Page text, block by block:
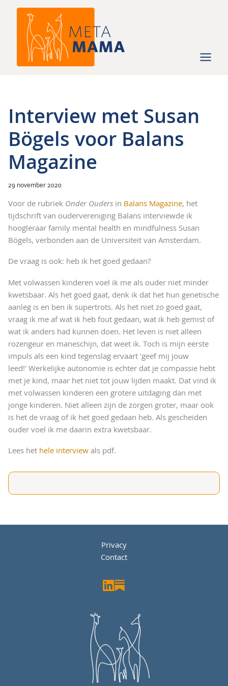
Interview met Susan
Bögels voor Balans
Magazine
29 november 2020
Voor de rubriek Onder Ouders in Balans Magazine, het
tijdschrift van oudervereniging Balans interviewde ik
hoogleraar family mental health en mindfulness Susan
Bögels, verbonden aan de Universiteit van Amsterdam.
De vraag is ook: heb ik het goed gedaan?
Met volwassen kinderen voel ik me als ouder niet minder
kwetsbaar. Als het goed gaat, denk ik dat het hun genetische
aanleg is en ben ik supertrots. Als het niet zo goed gaat,
vraag ik me af wat ik heb fout gedaan, wat ik heb gemist of
wat ik anders had kunnen doen. Het leven is niet alleen
rozengeur en maneschijn, dat weet ik. Toch is mijn eerste
impuls als een kind tegenslag ervaart ‘geef mij jouw
leed!’ Werkelijke autonomie is echter dat je compassie hebt
met je kind, maar het niet tot jouw lijden maakt. Dat vind ik
met volwassen kinderen een grotere uitdaging dan met
jonge kinderen. Niet alleen zijn de zorgen groter, maar ook
is het de vraag of ik het goed gedaan heb. Als gescheiden
ouder voel ik me daarin extra kwetsbaar.
Lees het hele interview als pdf.
Privacy
Contact